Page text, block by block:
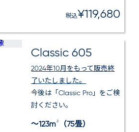
税込¥119,680
Classic 605
2024年10月をもって販売終
了いたしました。
今後は「Classic Pro」をご検
討ください。
～123m2 （75畳）